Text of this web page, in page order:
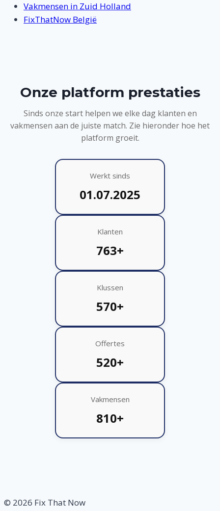
Vakmensen in Zuid Holland
FixThatNow België
Onze platform prestaties
Sinds onze start helpen we elke dag klanten en
vakmensen aan de juiste match. Zie hieronder hoe het
platform groeit.
Werkt sinds
01.07.2025
Klanten
763+
Klussen
570+
Offertes
520+
Vakmensen
810+
© 2026 Fix That Now